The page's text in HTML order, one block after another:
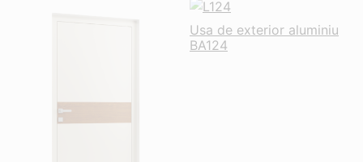
Usa de exterior aluminiu
BA124